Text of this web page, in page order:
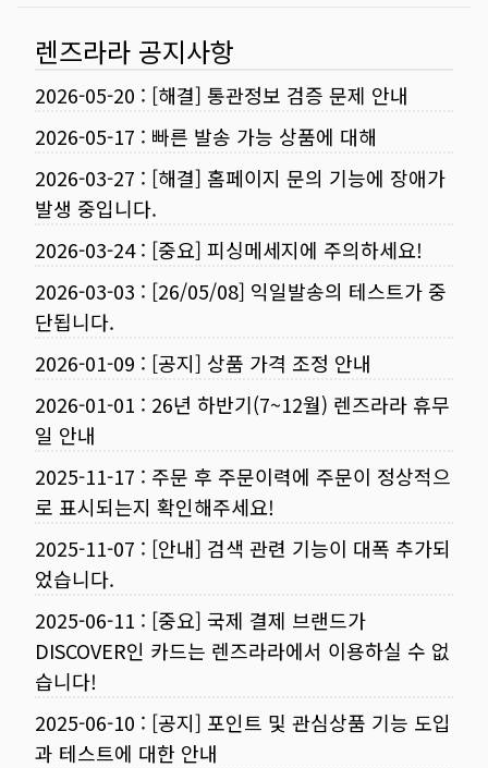
렌즈라라 공지사항
2026-05-20 : [해결] 통관정보 검증 문제 안내
2026-05-17 : 빠른 발송 가능 상품에 대해
2026-03-27 : [해결] 홈페이지 문의 기능에 장애가
발생 중입니다.
2026-03-24: [중요] 피싱메세지에 주의하세요!
2026-03-03 : [26/05/08] 익일발송의 테스트가 중
단됩니다.
2026-01-09 : [공지] 상품 가격 조정 안내
2026-01-01 : 26년 하반기(7~12월) 렌즈라라 휴무
일 안내
2025-11-17 : 주문 후 주문이력에 주문이 정상적으
로 표시되는지 확인해주세요!
2025-11-07 : [안내] 검색 관련 기능이 대폭 추가되
었습니다.
2025-06-11 : [중요] 국제 결제 브랜드가
DISCOVER인 카드는 렌즈라라에서 이용하실 수 없
습니다!
2025-06-10 : [공지] 포인트 및 관심상품 기능 도입
과 테스트에 대한 안내